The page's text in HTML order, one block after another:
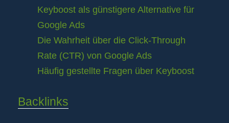
Keyboost als günstigere Alternative für
Google Ads
Die Wahrheit über die Click-Through
Rate (CTR) von Google Ads
Häufig gestellte Fragen über Keyboost
Backlinks